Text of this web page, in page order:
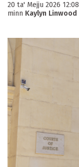
20 ta' Mejju 2026 12:08
minn Kaylyn Linwood